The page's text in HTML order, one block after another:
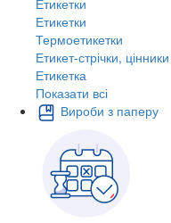
Етикетки
Термоетикетки
Етикет-стрічки, цінники
Етикетка
Показати всі
Вироби з паперу